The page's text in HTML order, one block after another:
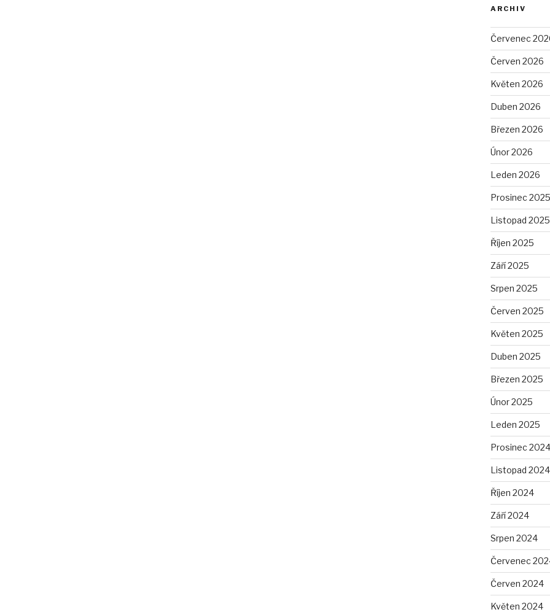
ARCHIV
Červenec
Červen 2026
Květen 2026
Duben 2026
Březen 2026
Únor 2026
Leden 2026
Prosinec 2025
Listopad 2025
Říjen 2025
Září 2025
Srpen 2025
Červen 2025
Květen 2025
Duben 2025
Březen 2025
Únor 2025
Leden 2025
Prosinec 2024
Listopad 2024
Říjen 2024
Září 2024
Srpen 2024
Červenec
Červen 2024
Květen 2024